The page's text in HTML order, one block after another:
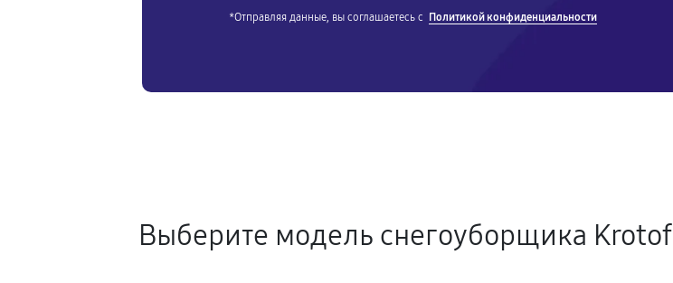
*Отправляя данные, вы соглашаетесь с Политикой конфиденциальности
Выберите модель снегоуборщика Krotof